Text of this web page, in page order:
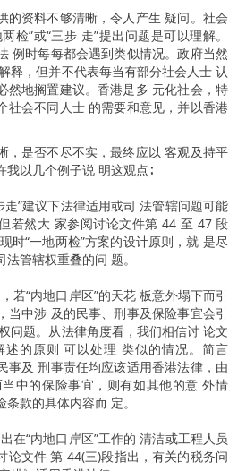
的资料不够清晰，令人产生 疑问。社会
检”或“三步 走”提出问题是可以理解。
例时每每都会遇到类似情况。政府当然
释，但并不代表每当有部分社会人士 认
然地搁置建议。香港是多 元化社会，特
社会不同人士 的需要和意见，并以香港
，是否不尽不实，最终应以 客观及持平
我以几个例子说 明这观点∶
走”建议下法律适用或司 法管辖问题可能
若然大 家参阅讨论文件第 44 至 47 段
时“一地两检”方案的设计原则，就 是尽
管辖权重叠的问 题。
若“内地口岸区”的天花 板意外塌下而引
当中涉 及的民事、刑事及保险事宜会引
问题。从法律角度看，我们相信讨 论文
述的原则 可以处理 类似的情况。简言
事及 刑事责任均应该适用香港法律，由
中的保险事宜，则有如其他的意 外情
款的具体内容而 定。
在“内地口岸区”工作的 清洁或工程人员
论文件 第 44(三)段指出，有关的税务问